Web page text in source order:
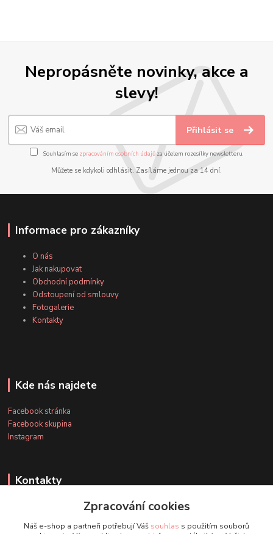
Nepropásněte novinky, akce a
slevy!
Přihlásit se
Souhlasím se zpracováním osobních údajůza účelem rozesílky newsletteru.
Můžete se kdykoli odhlásit. Zasíláme jednou za 14 dní.
Informace pro zákazníky
O nás
Jak nakupovat
Obchodní podmínky
Odstoupení od smlouvy
Fotogalerie
Kontakty
Kde nás najdete
Facebook stránka
Facebook skupina
Instagram
Kontakty
+420 607 163 127
(Po-Pá, 8-20 hod., So-Ne, 8-14 hod.)
Zpracování cookies
Náš e-shop a partneři potřebují Váš souhlas s použitím souborů